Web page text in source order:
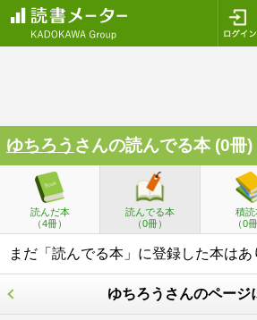
ゆちろう さんの読んでる本 (0冊)
読んだ本
（4冊）
読んでる本
（0冊）
積読
（0冊
まだ「読んでる本」に登録した本はあ
ゆちろうさんのページ